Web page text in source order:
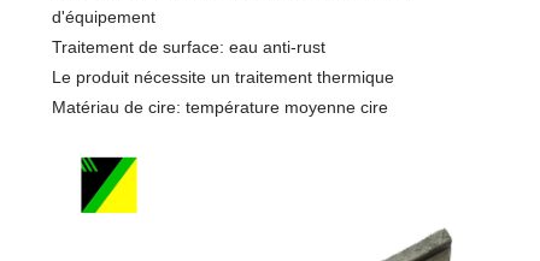
d'équipement
Traitement de surface: eau anti-rust
Le produit nécessite un traitement thermique
Matériau de cire: température moyenne cire